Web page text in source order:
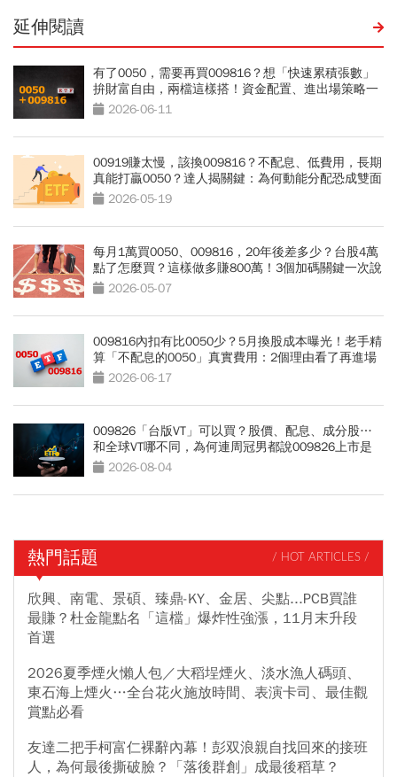
延伸閱讀
有了0050，需要再買009816？想「快速累積張數」
拚財富自由，兩檔這樣搭！資金配置、進出場策略一
次看2026-06-11
00919賺太慢，該換009816？不配息、低費用，長期
真能打贏0050？達人揭關鍵：為何動能分配恐成雙面
刃 2026-05-19
每月1萬買0050、009816，20年後差多少？台股4萬
點了怎麼買？這樣做多賺800萬！3個加碼關鍵一次說
清楚2026-05-07
009816內扣有比0050少？5月換股成本曝光！老手精
算「不配息的0050」真實費用：2個理由看了再進場
2026-06-17
009826「台版VT」可以買？股價、配息、成分股…
和全球VT哪不同，為何連周冠男都說009826上市是
邁大步？
2026-08-04
熱門話題 / HOT ARTICLES /
欣興、南電、景碩、臻鼎-KY、金居、尖點...PCB買誰
最賺？杜金龍點名「這檔」爆炸性強漲，11月末升段
首選
2026夏季煙火懶人包／大稻埕煙火、淡水漁人碼頭、
東石海上煙火…全台花火施放時間、表演卡司、最佳觀
賞點必看
友達二把手柯富仁裸辭內幕！彭双浪親自找回來的接班
人，為何最後撕破臉？「落後群創」成最後稻草？